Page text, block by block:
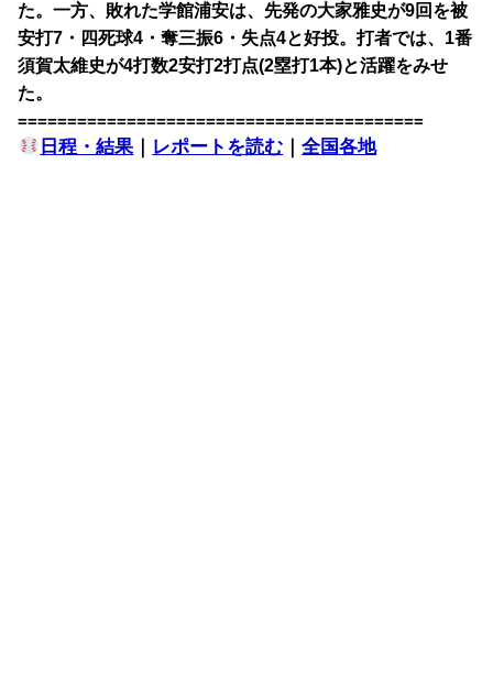
た。一方、敗れた学館浦安は、先発の大家雅史が9回を被
安打7・四死球4・奪三振6・失点4と好投。打者では、1番
須賀太維史が4打数2安打2打点(2塁打1本)と活躍をみせ
た。
=========================================
日程・結果｜ レポートを読む ｜全国各地